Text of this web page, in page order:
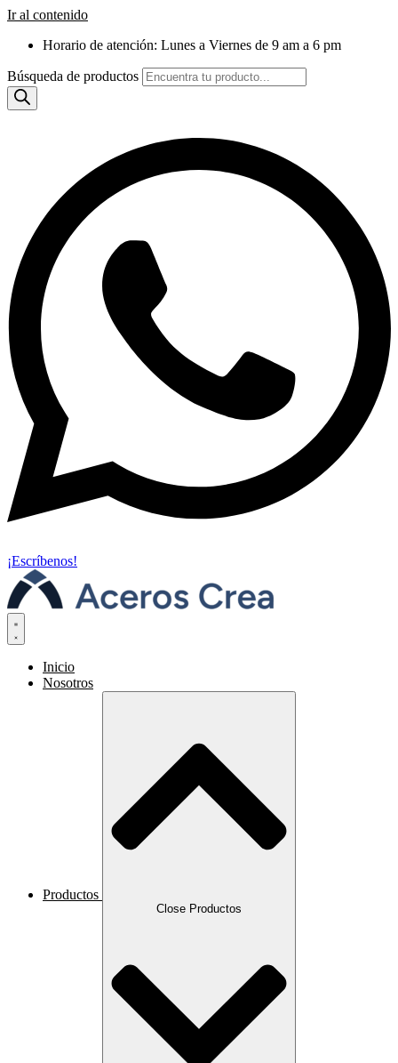
Ir al contenido
Horario de atención: Lunes a Viernes de 9 am a 6 pm
Búsqueda de productos
¡Escríbenos!
Inicio
Nosotros
Productos
Close Productos